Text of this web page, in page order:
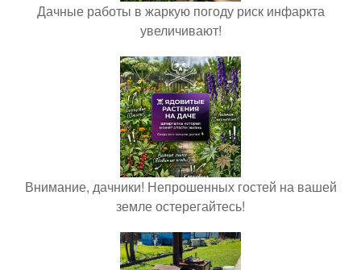
Дачные работы в жаркую погоду риск инфаркта
увеличивают!
Внимание, дачники! Непрошенных гостей на вашей
земле остерегайтесь!